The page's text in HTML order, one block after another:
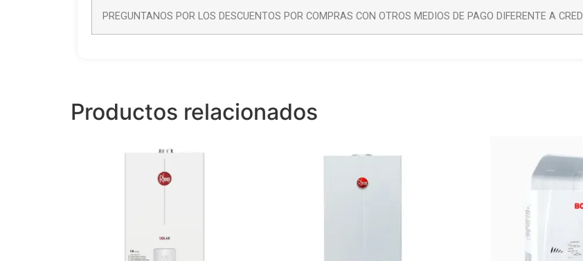
PREGUNTANOS POR LOS DESCUENTOS POR COMPRAS CON OTROS MEDIOS DE PAGO DIFERENTE A
Productos relacionados